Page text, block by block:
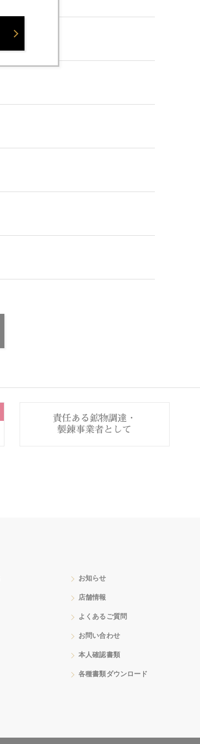
お知らせ
店舗情報
よくあるご質問
お問い合わせ
本人確認書類
各種書類ダウンロード